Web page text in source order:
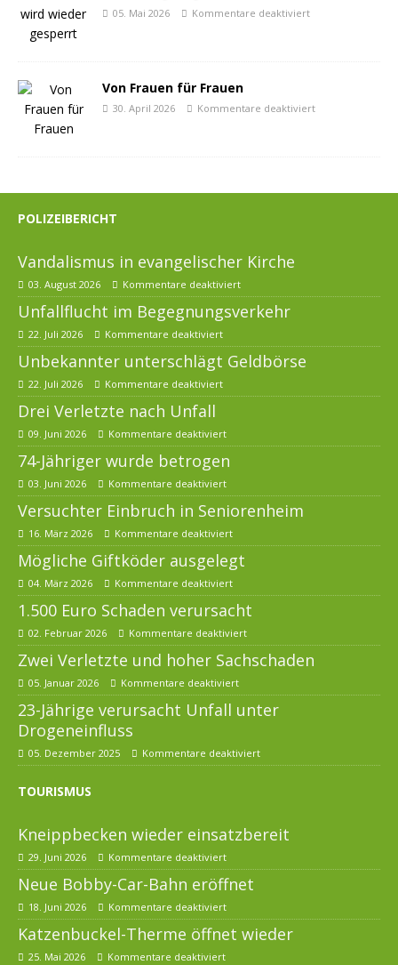
05. Mai 2026 Kommentare deaktiviert
Von Frauen für Frauen
30. April 2026 Kommentare deaktiviert
POLIZEIBERICHT
Vandalismus in evangelischer Kirche
03. August 2026 Kommentare deaktiviert
Unfallflucht im Begegnungsverkehr
22. Juli 2026 Kommentare deaktiviert
Unbekannter unterschlägt Geldbörse
22. Juli 2026 Kommentare deaktiviert
Drei Verletzte nach Unfall
09. Juni 2026 Kommentare deaktiviert
74-Jähriger wurde betrogen
03. Juni 2026 Kommentare deaktiviert
Versuchter Einbruch in Seniorenheim
16. März 2026 Kommentare deaktiviert
Mögliche Giftköder ausgelegt
04. März 2026 Kommentare deaktiviert
1.500 Euro Schaden verursacht
02. Februar 2026 Kommentare deaktiviert
Zwei Verletzte und hoher Sachschaden
05. Januar 2026 Kommentare deaktiviert
23-Jährige verursacht Unfall unter
Drogeneinfluss
05. Dezember 2025 Kommentare deaktiviert
TOURISMUS
Kneippbecken wieder einsatzbereit
29. Juni 2026 Kommentare deaktiviert
Neue Bobby-Car-Bahn eröffnet
18. Juni 2026 Kommentare deaktiviert
Katzenbuckel-Therme öffnet wieder
25. Mai 2026 Kommentare deaktiviert